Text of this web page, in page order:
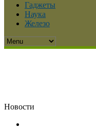
Гаджеты
Наука
Железо
Новости